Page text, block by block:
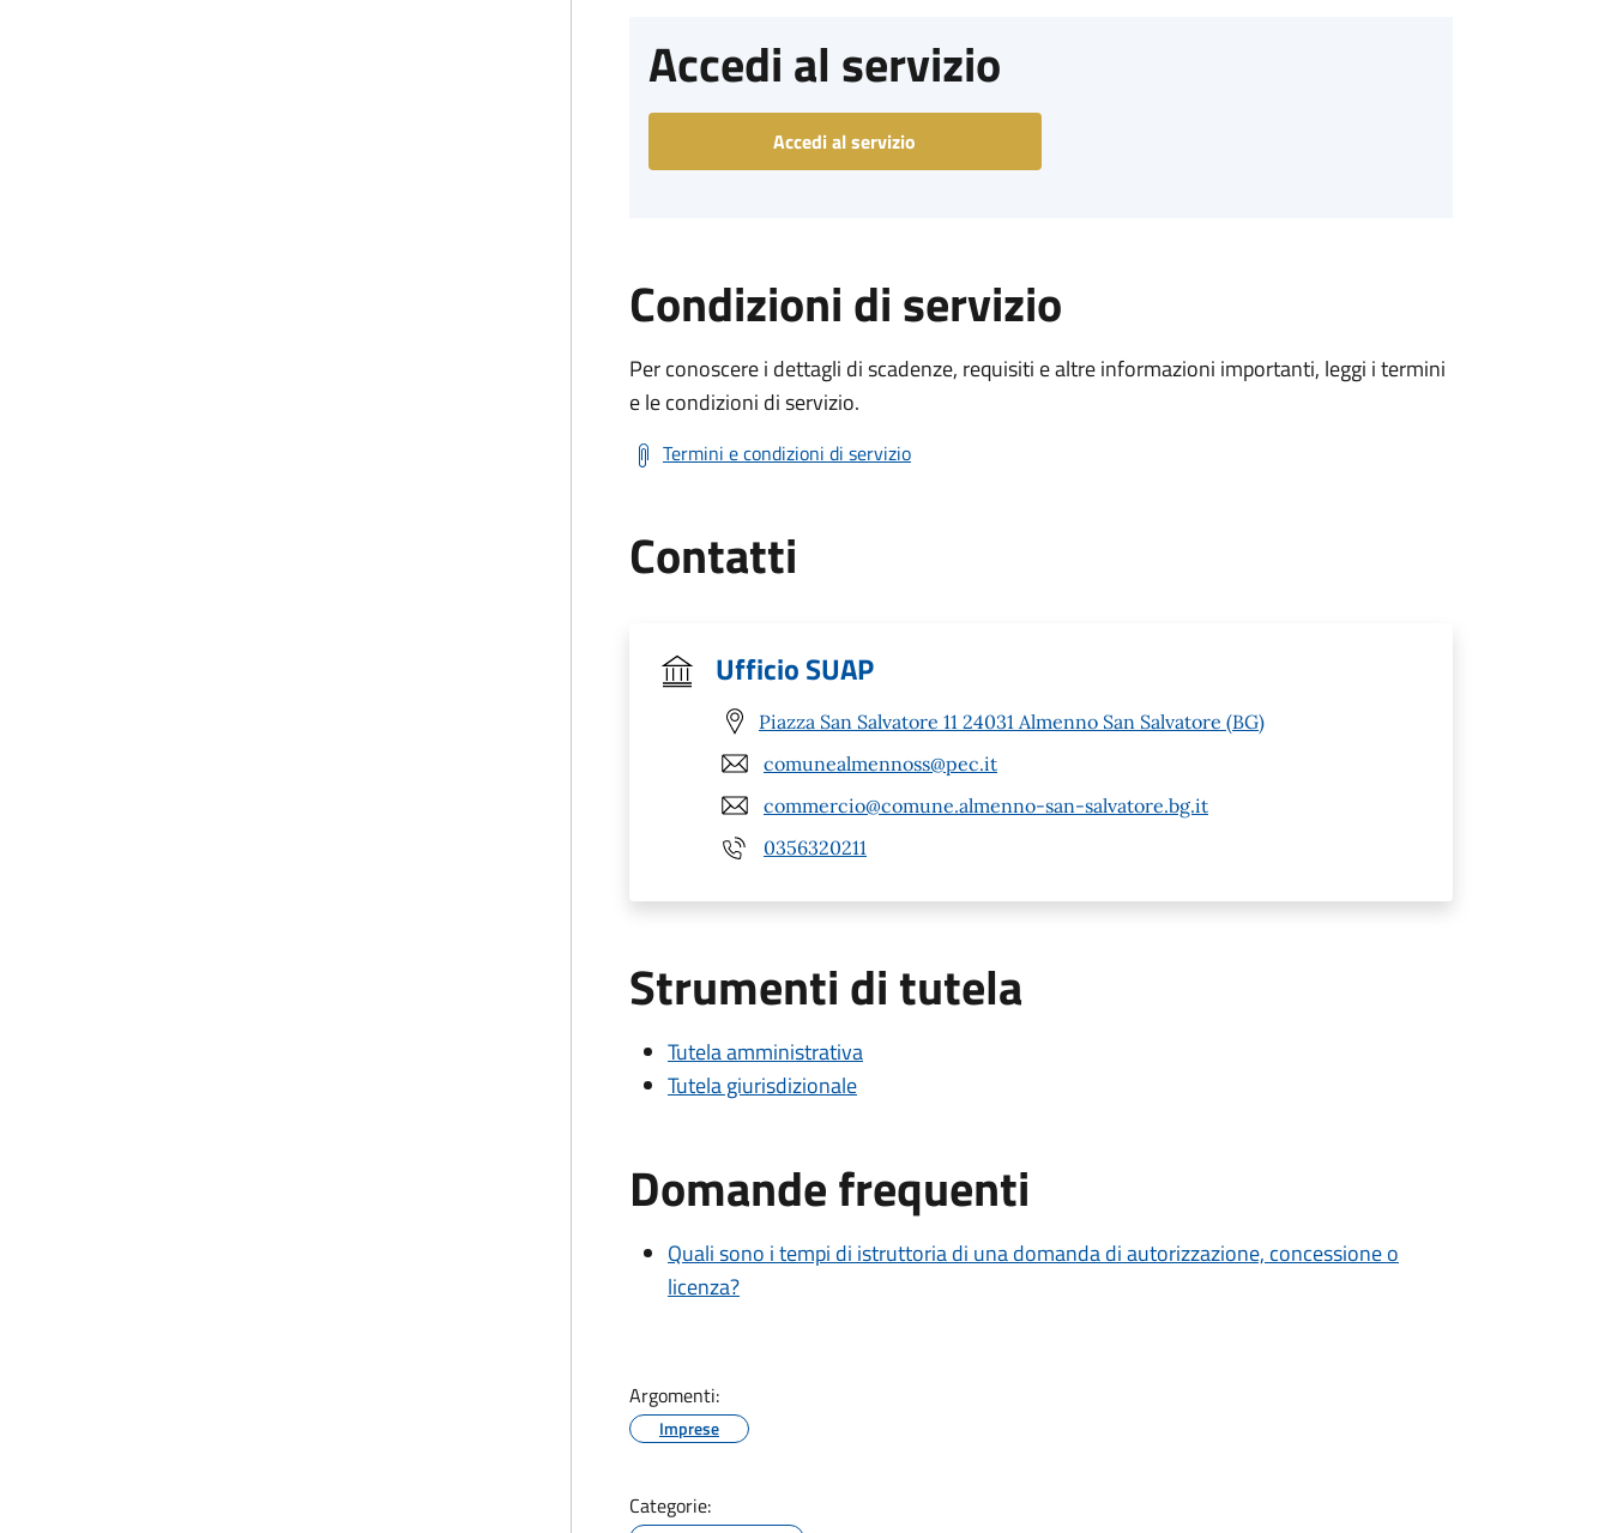
Accedi al servizio
Accedi al servizio
Condizioni di servizio
Per conoscere i dettagli di scadenze, requisiti e altre informazioni importanti, leggi i termini
e le condizioni di servizio.
Termini e condizioni di servizio
Contatti
Ufficio SUAP
Piazza San Salvatore 11 24031 Almenno San Salvatore (BG)
comunealmennoss@pec.it
commercio@comune.almenno-san-salvatore.bg.it
0356320211
Strumenti di tutela
Tutela amministrativa
Tutela giurisdizionale
Domande frequenti
Quali sono i tempi di istruttoria di una domanda di autorizzazione, concessione o
licenza?
Argomenti:
Imprese
Categorie: